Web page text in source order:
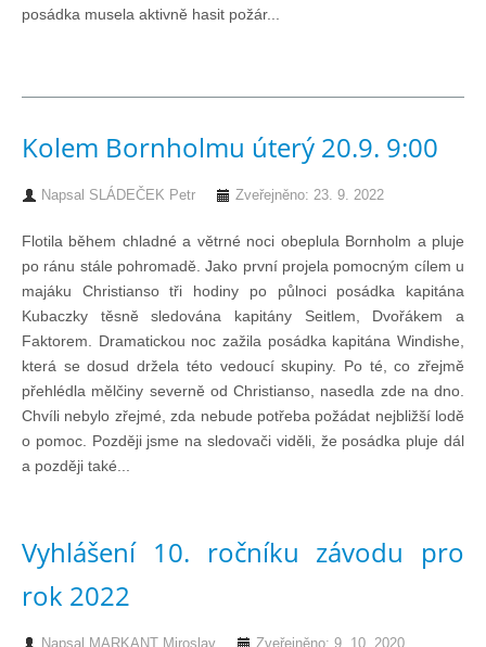
Mé inzeráty
posádka musela aktivně hasit požár...
Kolem Bornholmu úterý 20.9. 9:00
Napsal SLÁDEČEK Petr Zveřejněno: 23. 9. 2022
Flotila během chladné a větrné noci obeplula Bornholm a pluje
po ránu stále pohromadě. Jako první projela pomocným cílem u
majáku Christianso tři hodiny po půlnoci posádka kapitána
Kubaczky těsně sledována kapitány Seitlem, Dvořákem a
Faktorem. Dramatickou noc zažila posádka kapitána Windishe,
která se dosud držela této vedoucí skupiny. Po té, co zřejmě
přehlédla mělčiny severně od Christianso, nasedla zde na dno.
Chvíli nebylo zřejmé, zda nebude potřeba požádat nejbližší lodě
o pomoc. Později jsme na sledovači viděli, že posádka pluje dál
a později také...
Vyhlášení 10. ročníku závodu pro
rok 2022
Napsal MARKANT Miroslav Zveřejněno: 9. 10. 2020